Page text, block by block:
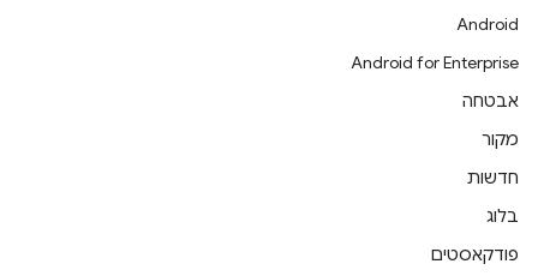
Android
Android for Enterprise
אבטחה
מקור
חדשות
בלוג
פודקאסטים